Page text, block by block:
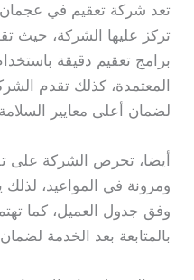
تعد شركة تعقيم في
تركز عليها الشركة، حيث
برامج تعقيم دقيقة
المعتمدة، كذلك تقدم
لضمان أعلى معايير
أيضا، تحرص الشركة على
ومرونة في المواعيد،
وفق جدول العميل، كما
بالمتابعة بعد الخدمة